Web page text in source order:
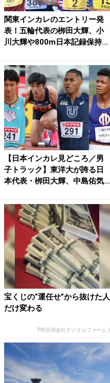
関東インカレのエントリー発
表！五輪代表の栁田大輝、小
川大輝や800m日本記録保持...
【日本インカレ見どころ／男
子トラック】東洋大が誇る日
本代表・栁田大輝、中島佑気
宝くじの“運任せ”から抜けた人
だけ変わる
PR(合同会社デジタルファーム )